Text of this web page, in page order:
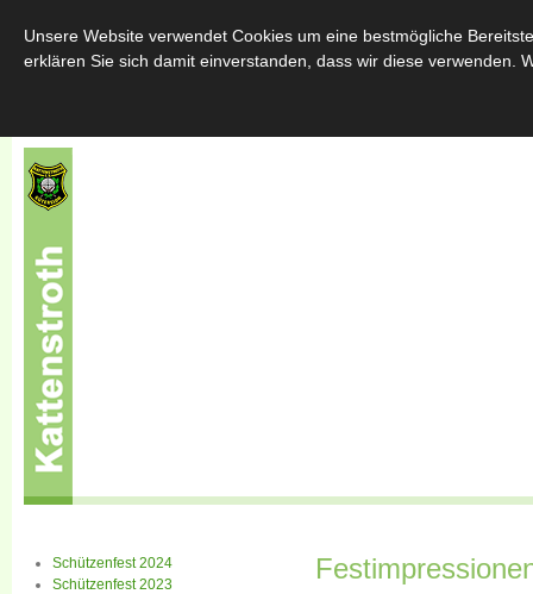
Home Über uns Schützenfest Throngemeinschaften
Schützenfest 2024
Schützenfest 2023
Unsere Website verwendet Cookies um eine bestmögliche
erklären Sie sich damit einverstanden, dass wir diese verwenden.